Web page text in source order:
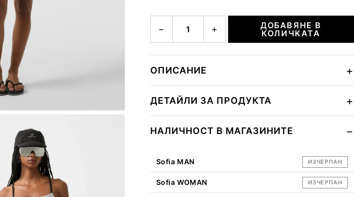
− +
ДОБАВЯНЕ В
КОЛИЧКАТА
ОПИСАНИЕ
ДЕТАЙЛИ ЗА ПРОДУКТА
НАЛИЧНОСТ В МАГАЗИНИТЕ
Sofia MAN ИЗЧЕРПАН
Sofia WOMAN ИЗЧЕРПАН